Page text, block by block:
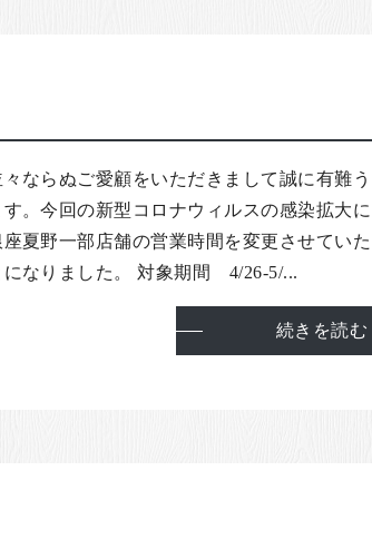
ならぬご愛顧をいただきまして誠に有難う
す。今回の新型コロナウィルスの感染拡大に
夏野一部店舗の営業時間を変更させていた
になりました。 対象期間 4/26-5/...
続きを読む